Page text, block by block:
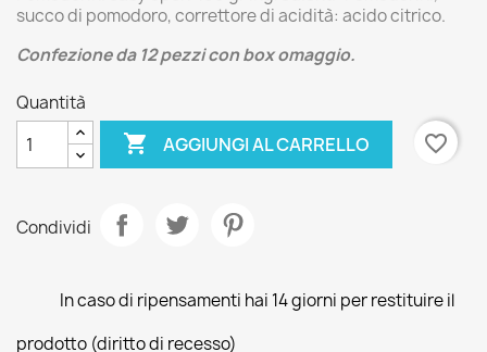
succo di pomodoro, correttore di acidità: acido citrico.
Confezione da 12 pezzi con box omaggio.
Quantità
 AGGIUNGI AL CARRELLO favorite_border
Condividi
In caso di ripensamenti hai 14 giorni per restituire il
prodotto (diritto di recesso)